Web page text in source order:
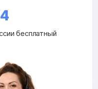
бесплатный